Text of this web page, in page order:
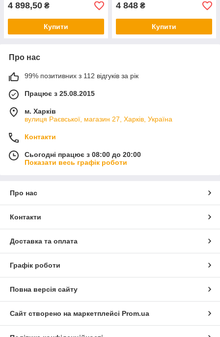
4 898,50 ₴
Купити
4 848 ₴
Купити
Про нас
99% позитивних з 112 відгуків за рік
Працює з 25.08.2015
м. Харків
вулиця Раєвської, магазин 27, Харків, Україна
Контакти
Сьогодні працює з 08:00 до 20:00
Показати весь графік роботи
Про нас
Контакти
Доставка та оплата
Графік роботи
Повна версія сайту
Сайт створено на маркетплейсі Prom.ua